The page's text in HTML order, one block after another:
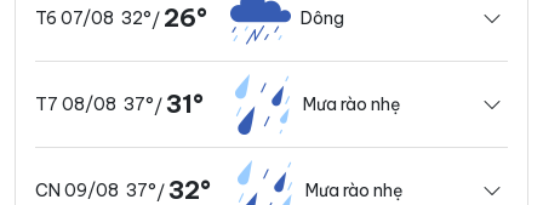
T6 07/08 32°/ 26° Dông
T7 08/08 37°/ 31° Mưa rào nhẹ
CN 09/08 37°/ 32° Mưa rào nhẹ